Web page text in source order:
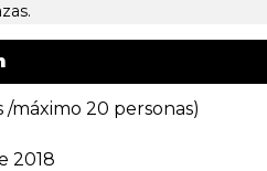
máximo 20 personas)
2018